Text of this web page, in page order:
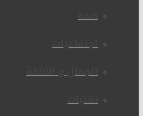
صحة
اجتماعيات
الجمال و الأناقة
تقنيات